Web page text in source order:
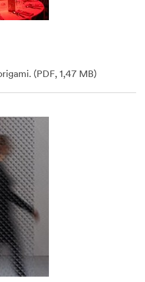
(PDF, 1,47 MB)